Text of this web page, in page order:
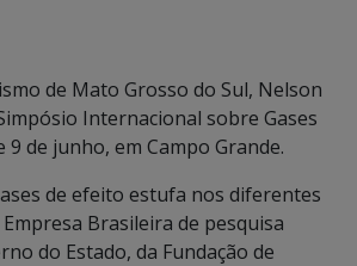
de Mato Grosso do Sul, Nelson
Internacional sobre Gases
de junho, em Campo Grande.
de efeito estufa nos diferentes
Brasileira de pesquisa
do Estado, da Fundação de